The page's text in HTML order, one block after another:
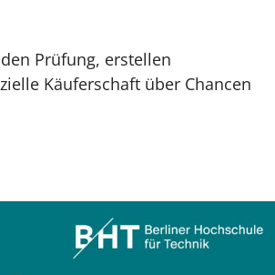
Prüfung, erstellen
Käuferschaft über Chancen